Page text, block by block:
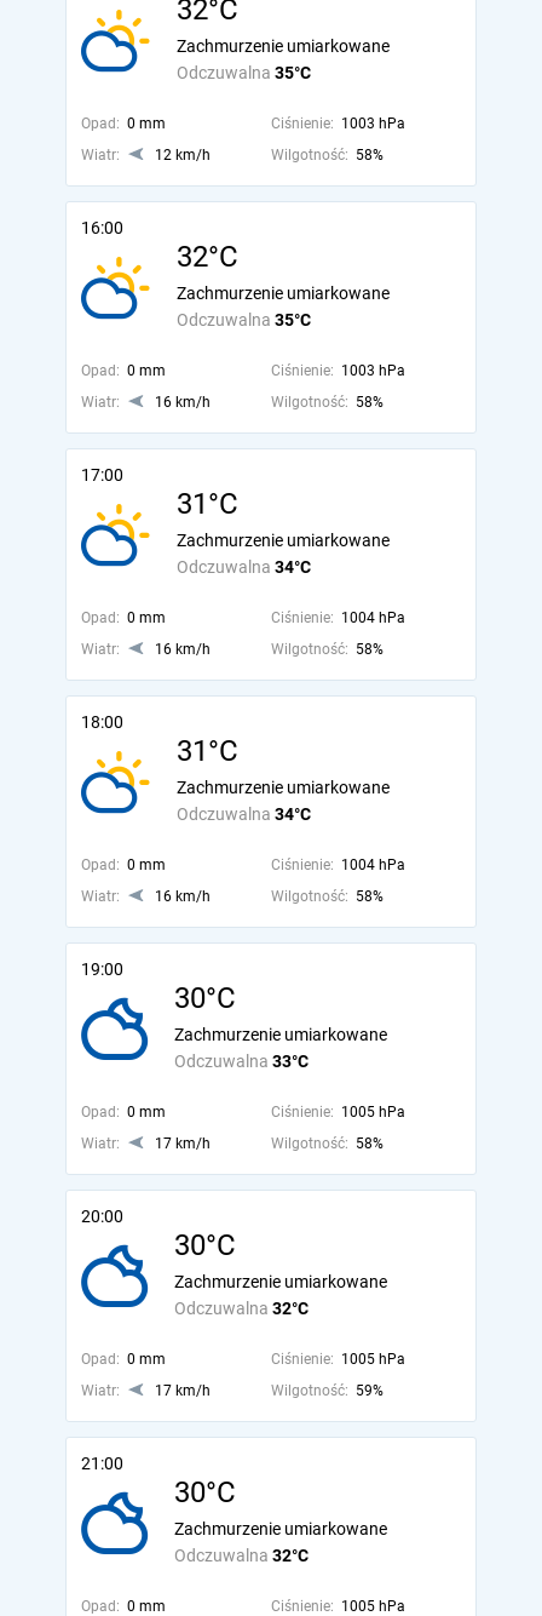
32°C
Odczuwalna 35°C
Zachmurzenie umiarkowane
Opad: 0 mm Ciśnienie: 1003 hPa
Wiatr:
12 km/h Wilgotność: 58%
16:00
32°C
Odczuwalna 35°C
Zachmurzenie umiarkowane
Opad: 0 mm Ciśnienie: 1003 hPa
Wiatr:
16 km/h Wilgotność: 58%
17:00
31°C
Odczuwalna 34°C
Zachmurzenie umiarkowane
Opad: 0 mm Ciśnienie: 1004 hPa
Wiatr:
16 km/h Wilgotność: 58%
18:00
31°C
Odczuwalna 34°C
Zachmurzenie umiarkowane
Opad: 0 mm Ciśnienie: 1004 hPa
Wiatr:
16 km/h Wilgotność: 58%
19:00
30°C
Odczuwalna 33°C
Zachmurzenie umiarkowane
Opad: 0 mm Ciśnienie: 1005 hPa
Wiatr:
17 km/h Wilgotność: 58%
20:00
30°C
Odczuwalna 32°C
Zachmurzenie umiarkowane
Opad: 0 mm Ciśnienie: 1005 hPa
Wiatr:
17 km/h Wilgotność: 59%
21:00
30°C
Odczuwalna 32°C
Zachmurzenie umiarkowane
Opad: 0 mm Ciśnienie: 1005 hPa